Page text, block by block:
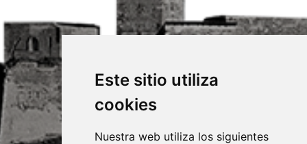
Este sitio utiliza
cookies
Nuestra web utiliza los siguientes